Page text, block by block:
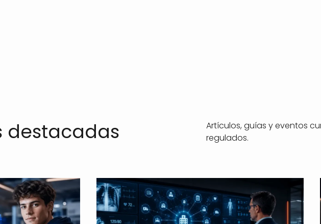
destacadas
Artículos, guías y eventos
regulados.